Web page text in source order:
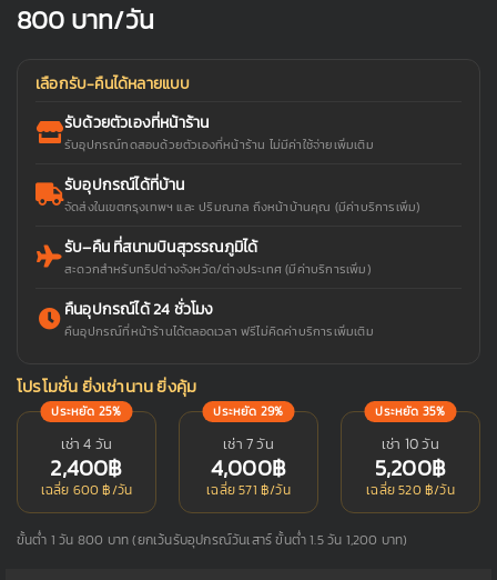
800 บาท/วัน
เลือกรับ-คืนได้หลายแบบ
รับด้วยตัวเองที่หน้าร้าน
รับอุปกรณ์ทดสอบด้วยตัวเองที่หน้าร้าน ไม่มีค่าใช้จ่ายเพิ่มเติม
รับอุปกรณ์ได้ที่บ้าน
จัดส่งในเขตกรุงเทพฯ และ ปริมณฑล ถึงหน้าบ้านคุณ (มีค่าบริการเพิ่ม)
รับ–คืน ที่สนามบินสุวรรณภูมิได้
สะดวกสำหรับทริปต่างจังหวัด/ต่างประเทศ (มีค่าบริการเพิ่ม)
คืนอุปกรณ์ได้ 24 ชั่วโมง
คืนอุปกรณ์ที่หน้าร้านได้ตลอดเวลา ฟรีไม่คิดค่าบริการเพิ่มเติม
โปรโมชั่น ยิ่งเช่านาน ยิ่งคุ้ม
ประหยัด 25%
เช่า 4 วัน
2,400฿
เฉลี่ย 600 ฿/วัน
ประหยัด 29%
เช่า 7 วัน
4,000฿
เฉลี่ย 571 ฿/วัน
ประหยัด 35%
เช่า 10 วัน
5,200฿
เฉลี่ย 520 ฿/วัน
ขั้นต่ำ 1 วัน 800 บาท (ยกเว้นรับอุปกรณ์วันเสาร์ ขั้นต่ำ 1.5 วัน 1,200 บาท)